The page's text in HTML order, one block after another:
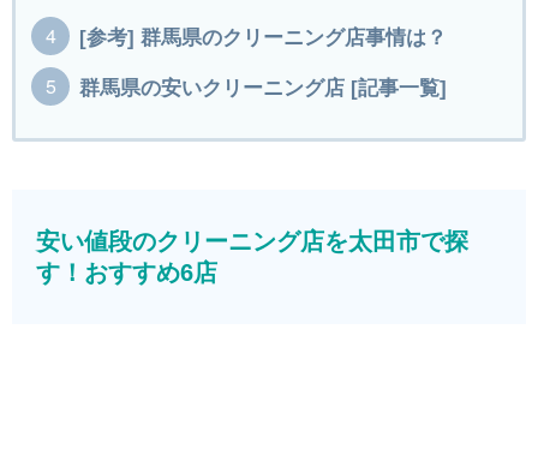
[参考] 群馬県のクリーニング店事情は？
群馬県の安いクリーニング店 [記事一覧]
安い値段のクリーニング店を太田市で探
す！おすすめ6店